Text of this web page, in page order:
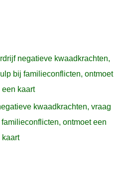
negatieve kwaadkrachten,
bij familieconflicten, ontmoet
kaart
kwaadkrachten, vraag
ontmoet een